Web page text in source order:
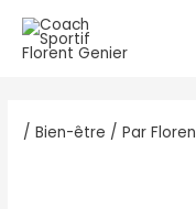
contenu
/Bien-être / Par
des
articles